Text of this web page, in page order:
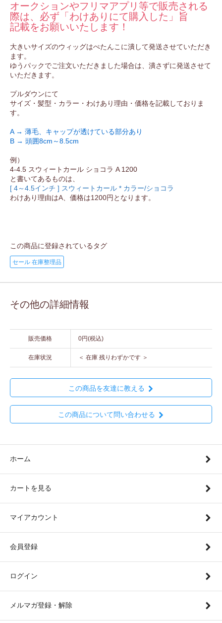
オークションやフリマアプリ等で販売される
際は、必ず「わけありにて購入した」旨
記載をお願いいたします！
大きいサイズのウィッグはぺたんこに潰して発送させていただき
ます。
ゆうパックでご注文いただきました場合は、潰さずに発送させて
いただきます。
プルダウンにて
サイズ・髪型・カラー・わけあり理由・価格を記載しておりま
す。
A → 薄毛、キャップが透けている部分あり
B → 頭囲8cm～8.5cm
例）
4-4.5 スウィートカール ショコラ A 1200
と書いてあるものは、
[ 4～4.5インチ ] スウィートカール * カラー/ショコラ
わけあり理由はA、価格は1200円となります。
この商品に登録されているタグ
セール 在庫整理品
その他の詳細情報
販売価格 0円(税込)
在庫状況 ＜ 在庫 残りわずかです ＞
この商品を友達に教える
この商品について問い合わせる
ホーム
カートを見る
マイアカウント
会員登録
ログイン
メルマガ登録・解除